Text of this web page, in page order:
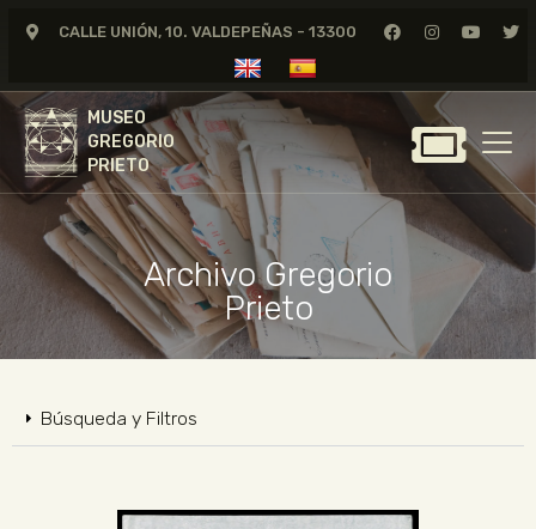
CALLE UNIÓN, 10. VALDEPEÑAS - 13300
MUSEO
GREGORIO
PRIETO
MUSEO
GREGORIO
PRIETO
GREGORIO PRIETO
MUSEO
ARCHIVO
CERTAMEN DE DIBUJO
FUNDACIÓN
NOTICIAS
Archivo Gregorio
Prieto
Búsqueda y Filtros